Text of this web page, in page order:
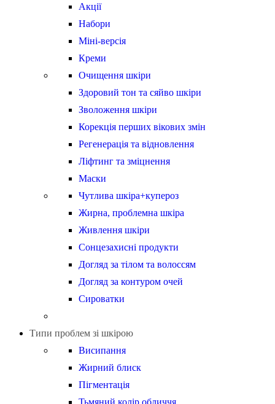
Акції
Набори
Міні-версія
Креми
Очищення шкіри
Здоровий тон та сяйво шкіри
Зволоження шкіри
Корекція перших вікових змін
Регенерація та відновлення
Ліфтинг та зміцнення
Маски
Чутлива шкіра+купероз
Жирна, проблемна шкіра
Живлення шкіри
Сонцезахисні продукти
Догляд за тілом та волоссям
Догляд за контуром очей
Сироватки
Типи проблем зі шкірою
Висипання
Жирний блиск
Пігментація
Тьмяний колір обличчя